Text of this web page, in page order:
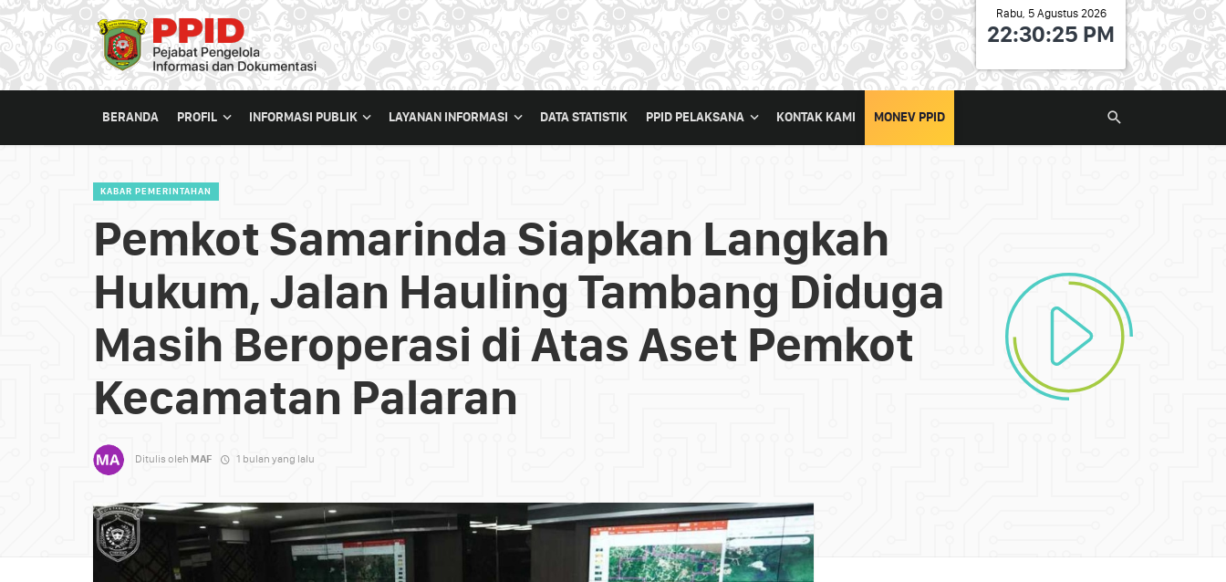
Rabu, 5 Agustus 2026
22:30:27 PM
BERANDA PROFIL INFORMASI PUBLIK LAYANAN INFORMASI DATA STATISTIK PPID PELAKSANA KONTAK KAMI MONEV PPID
KABAR PEMERINTAHAN
Pemkot Samarinda Siapkan Langkah
Hukum, Jalan Hauling Tambang Diduga
Masih Beroperasi di Atas Aset Pemkot
Kecamatan Palaran
Ditulis oleh MAF 1 bulan yang lalu